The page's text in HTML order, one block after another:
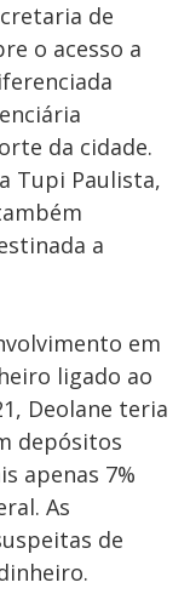
de
o acesso a
da cidade.
Tupi Paulista,
a
em
ligado ao
Deolane teria
depósitos
apenas 7%
As
de